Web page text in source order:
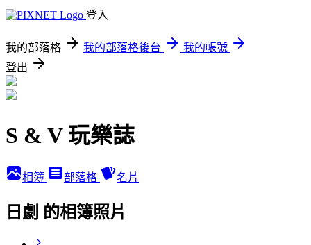
登入
我的部落格 我的部落格後台
我的帳號
登出
S & V 玩樂誌
相簿 部落格 名片
日劇 的相簿照片